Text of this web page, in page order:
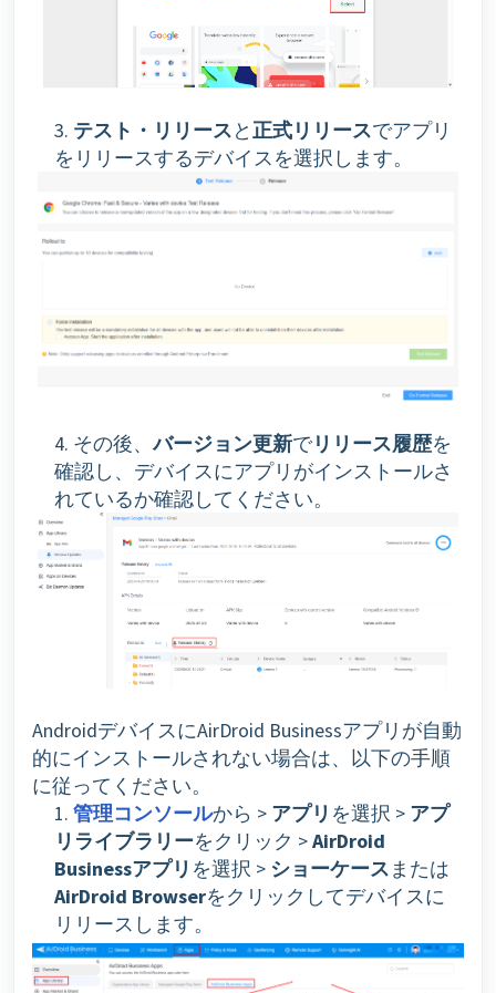
3. テスト・リリースと正式リリースでアプリ
をリリースするデバイスを選択します。
4. その後、バージョン更新でリリース履歴を
確認し、デバイスにアプリがインストールさ
れているか確認してください。
AndroidデバイスにAirDroid Businessアプリが自動
的にインストールされない場合は、以下の手順
に従ってください。
1. 管理コンソールから > アプリ を選択 > アプ
リライブラリーをクリック >AirDroid
Businessアプリ を選択 > ショーケースまたは
AirDroid Browserをクリックしてデバイスに
リリースします。